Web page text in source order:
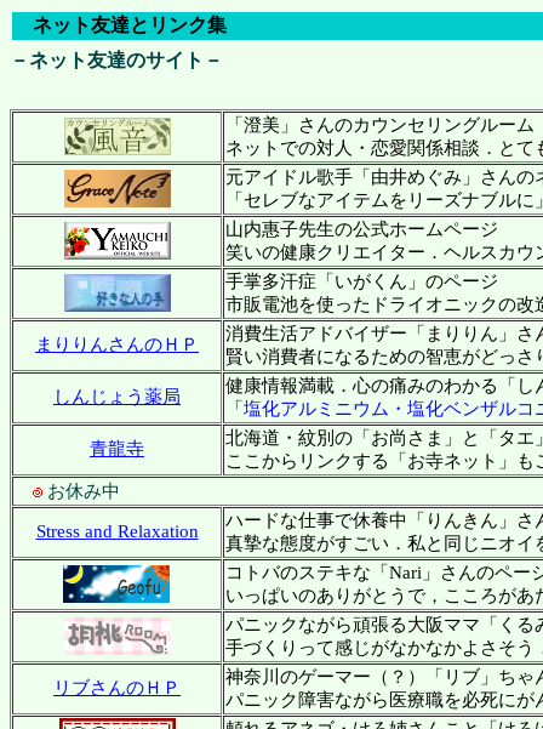
ネット友達とリンク集
－ネット友達のサイト－
「澄美」さんのカウンセリングルーム
ネットでの対人・恋愛関係相談．とて
元アイドル歌手「由井めぐみ」さんの
「セレブなアイテムをリーズナブル
山内惠子先生の公式ホームページ
笑いの健康クリエイター．ヘルスカ
手掌多汗症「いがくん」のページ
市販電池を使ったドライオニックの
まりりんさんのＨＰ
消費生活アドバイザー「まりりん」さ
賢い消費者になるための智恵がどっ
しんじょう薬局
健康情報満載．心の痛みのわかる「し
「 塩化アルミニウム・塩化ベンザルコ
青龍寺
北海道・紋別の「お尚さま」と「タエ
ここからリンクする「お寺ネット」も
お休み中
Stress and Relaxation
ハードな仕事で休養中「りんきん」さ
真摯な態度がすごい．私と同じニオイ
コトバのステキな「Nari」さんのペー
いっぱいのありがとうで，こころがあ
パニックながら頑張る大阪ママ「くる
手づくりって感じがなかなかよさそ
リブさんのＨＰ
神奈川のゲーマー（？）「リブ」ちゃ
パニック障害ながら医療職を必死に